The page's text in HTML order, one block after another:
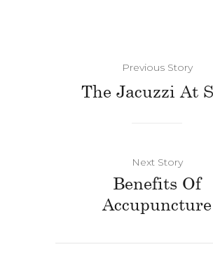
Previous Story
The Jacuzzi At
Next Story
Benefits Of
Accupuncture